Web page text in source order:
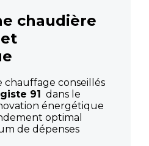
chaudière
chauffage conseillés
91
dans le
énergétique
optimal
de dépenses